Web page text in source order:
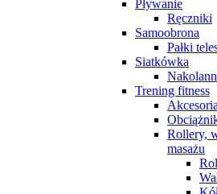
Pływanie
Ręczniki
Samoobrona
Pałki
Siatkówka
Trening fitness
Rollery,
masażu